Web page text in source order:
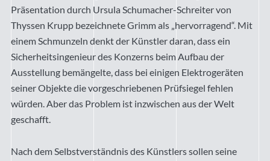
Präsentation durch Ursula Schumacher-Schreiter von
Thyssen Krupp bezeichnete Grimm als „hervorragend“. Mit
einem Schmunzeln denkt der Künstler daran, dass ein
Sicherheitsingenieur des Konzerns beim Aufbau der
Ausstellung bemängelte, dass bei einigen Elektrogeräten
seiner Objekte die vorgeschriebenen Prüfsiegel fehlen
würden. Aber das Problem ist inzwischen aus der Welt
geschafft.
Nach dem Selbstverständnis des Künstlers sollen seine